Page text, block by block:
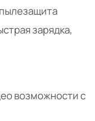
зарядка,
возможности с